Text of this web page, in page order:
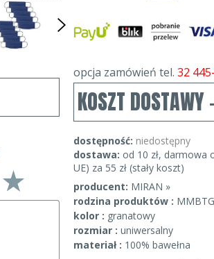
opcja zamówień tel. 32
KOSZT
dostępność: niedostępny
dostawa: od 10 zł, darmowa
UE) za 55 zł (stały koszt)
producent: MIRAN »
rodzina produktów :
kolor : granatowy
rozmiar : uniwersalny
materiał : 100% bawełna